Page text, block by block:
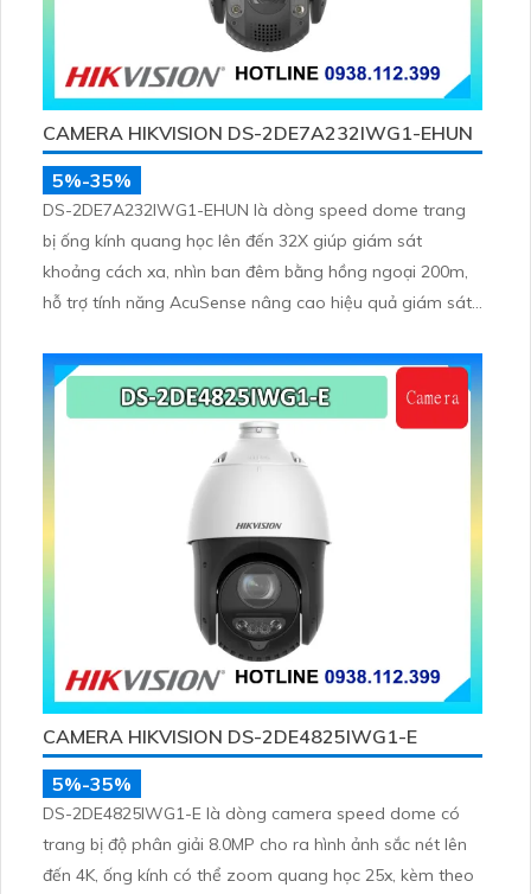
CAMERA HIKVISION DS-2DE7A232IWG1-EHUN
5%-35%
DS-2DE7A232IWG1-EHUN là dòng speed dome trang
bị ống kính quang học lên đến 32X giúp giám sát
khoảng cách xa, nhìn ban đêm bằng hồng ngoại 200m,
hỗ trợ tính năng AcuSense nâng cao hiệu quả giám sát
learning
CAMERA HIKVISION DS-2DE4825IWG1-E
5%-35%
DS-2DE4825IWG1-E là dòng camera speed dome có
trang bị độ phân giải 8.0MP cho ra hình ảnh sắc nét lên
đến 4K, ống kính có thể zoom quang học 25x, kèm theo